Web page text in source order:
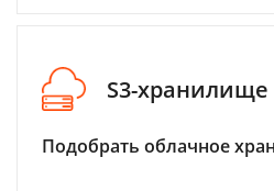
S3-хранилище
Подобрать облачное